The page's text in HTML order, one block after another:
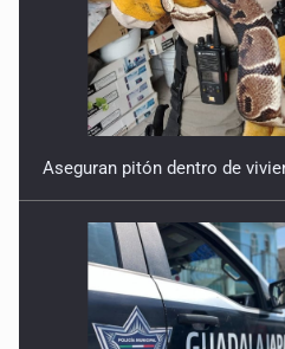
Aseguran pitón dentro de